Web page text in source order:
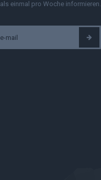
als einmal pro Woche informieren.